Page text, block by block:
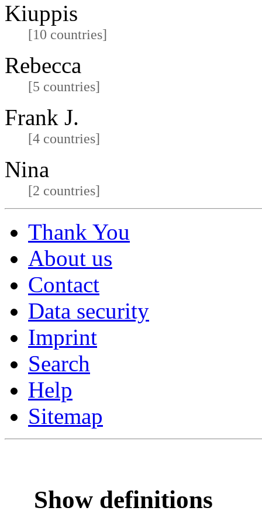
Kiuppis
[10 countries]
Rebecca
[5 countries]
Frank J.
[4 countries]
Nina
[2 countries]
Thank You
About us
Contact
Data security
Imprint
Search
Help
Sitemap
Show definitions